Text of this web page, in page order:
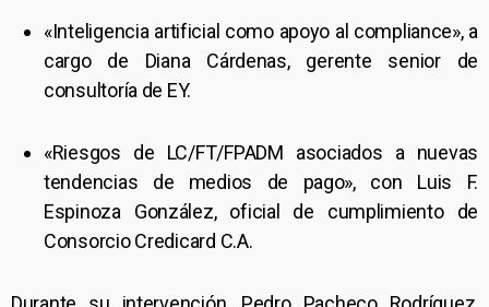
«Inteligencia artificial como apoyo al compliance», a
cargo de Diana Cárdenas, gerente senior de
consultoría de EY.
«Riesgos de LC/FT/FPADM asociados a nuevas
tendencias de medios de pago», con Luis F.
Espinoza González, oficial de cumplimiento de
Consorcio Credicard C.A.